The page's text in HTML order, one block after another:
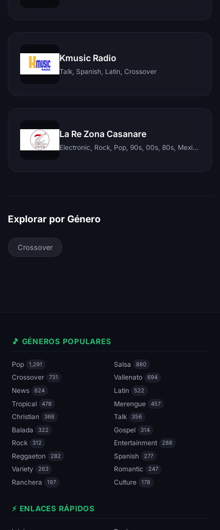
Kmusic Radio
Talk, Spanish, Latin, Crossover
La Re Zona Casanare
Electronic, Rock, Pop, 90s, 00s, 80s, Mexican, Ranchera, Reggaeton, Instrumental, Salsa, Merengue, Tropical, Romantic, Vallenato, Llanera
Explorar por Género
Crossover
🎵 GÉNEROS POPULARES
Pop 1,291 Salsa 880
Crossover 731 Vallenato 694
News 624 Latin 522
Tropical 478 Merengue 457
Christian 368 Talk 356
Balada 322 Gospel 314
Rock 312 Entertainment 288
Reggaeton 282 Spanish 277
Variety 263 Romantic 247
Ranchera 197 Culture 178
⚡ ENLACES RÁPIDOS